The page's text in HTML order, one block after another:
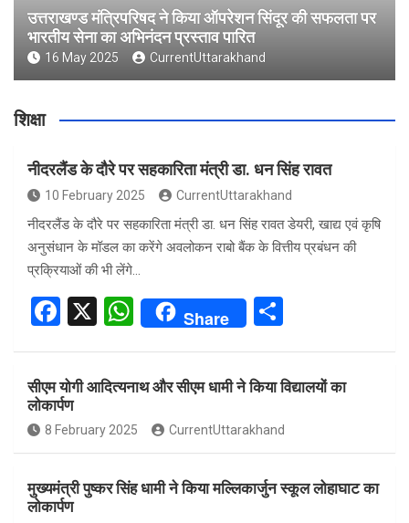
उत्तराखण्ड मंत्रिपरिषद ने किया ऑपरेशन सिंदूर की सफलता पर
भारतीय सेना का अभिनंदन प्रस्ताव पारित
16 May 2025 CurrentUttarakhand
शिक्षा
नीदरलैंड के दौरे पर सहकारिता मंत्री डा. धन सिंह रावत
10 February 2025 CurrentUttarakhand
नीदरलैंड के दौरे पर सहकारिता मंत्री डा. धन सिंह रावत डेयरी, खाद्य एवं कृषि
अनुसंधान के मॉडल का करेंगे अवलोकन राबो बैंक के वित्तीय प्रबंधन की
प्रक्रियाओं की भी लेंगे…
F
ce
b
o
o
k
X
W
s
A
p
p
Share
ar
e
सीएम योगी आदित्यनाथ और सीएम धामी ने किया विद्यालयों का
लोकार्पण
8 February 2025 CurrentUttarakhand
मुख्यमंत्री पुष्कर सिंह धामी ने किया मल्लिकार्जुन स्कूल लोहाघाट का
लोकार्पण